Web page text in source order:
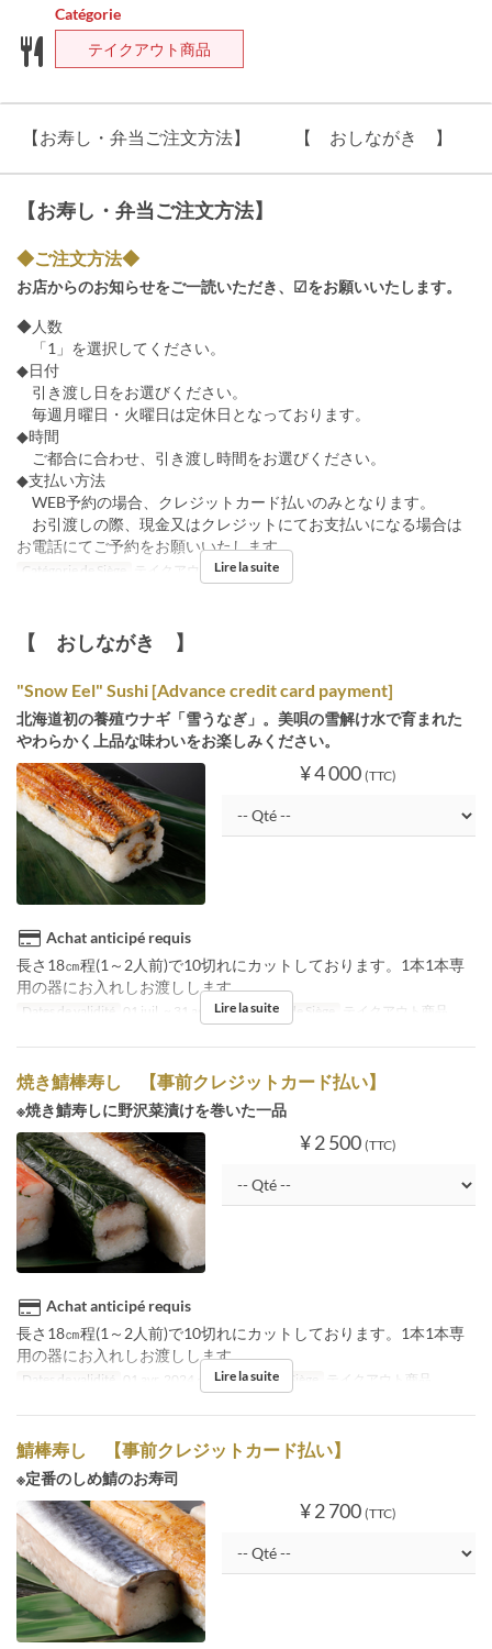
Catégorie
テイクアウト商品
【お寿し・弁当ご注文方法】 【 おしながき 】
【お寿し・弁当ご注文方法】
◆ご注文方法◆
お店からのお知らせをご一読いただき、☑をお願いいたします。
◆人数
「1」を選択してください。
◆日付
引き渡し日をお選びください。
毎週月曜日・火曜日は定休日となっております。
◆時間
ご都合に合わせ、引き渡し時間をお選びください。
◆支払い方法
WEB予約の場合、クレジットカード払いのみとなります。
お引渡しの際、現金又はクレジットにてお支払いになる場合は
お電話にてご予約をお願いいたします。
Catégorie de Siège テイクアウト商品Lire la suite
【 おしながき 】
"Snow Eel" Sushi [Advance credit card payment]
北海道初の養殖ウナギ「雪うなぎ」。美唄の雪解け水で育まれた
やわらかく上品な味わいをお楽しみください。
¥ 4 000 (TTC)
Achat anticipé requis
長さ18㎝程(1～2人前)で10切れにカットしております。1本1本専
用の器にお入れしお渡しします。
Dates de validité 01 juil. ~ 31 août. Catégorie de Siège テイクアウト商品
Lire la suite
焼き鯖棒寿し 【事前クレジットカード払い】
※焼き鯖寿しに野沢菜漬けを巻いた一品
¥ 2 500 (TTC)
Achat anticipé requis
長さ18㎝程(1～2人前)で10切れにカットしております。1本1本専
用の器にお入れしお渡しします。
Dates de validité 01 avr. 2024 ~ Catégorie de Siège テイクアウト商品
Lire la suite
鯖棒寿し 【事前クレジットカード払い】
※定番のしめ鯖のお寿司
¥ 2 700 (TTC)